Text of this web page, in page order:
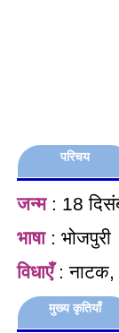
परिचय
जन्म: 18
भाषा: भोजपुरी
विधाएँ: नाटक,
मुख्य कृतियाँ